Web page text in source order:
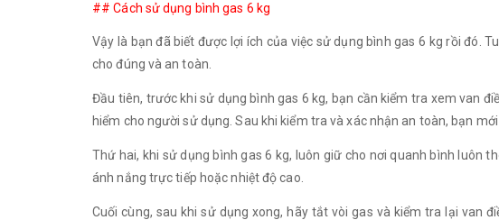
## Cách sử dụng bình gas 6 kg
Vậy là bạn đã biết được lợi ích của việc sử dụng bình gas 6 kg rồi đó.
cho đúng và an toàn.
Đầu tiên, trước khi sử dụng bình gas 6 kg, bạn cần kiểm tra xem van
hiểm cho người sử dụng. Sau khi kiểm tra và xác nhận an toàn, bạn
Thứ hai, khi sử dụng bình gas 6 kg, luôn giữ cho nơi quanh bình luôn
ánh nắng trực tiếp hoặc nhiệt độ cao.
Cuối cùng, sau khi sử dụng xong, hãy tắt vòi gas và kiểm tra lại van